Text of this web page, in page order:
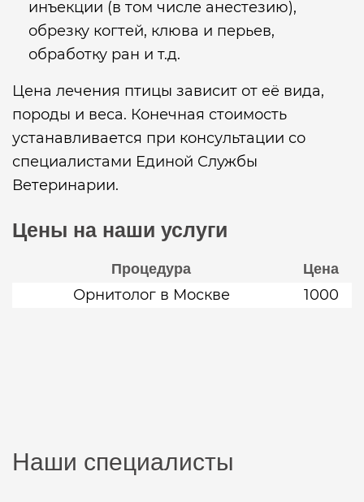
инъекции (в том числе анестезию),
обрезку когтей, клюва и перьев,
обработку ран и т.д.
Цена лечения птицы зависит от её вида,
породы и веса. Конечная стоимость
устанавливается при консультации со
специалистами Единой Службы
Ветеринарии.
Цены на наши услуги
Процедура Цена
Орнитолог в Москве 1000
Наши специалисты